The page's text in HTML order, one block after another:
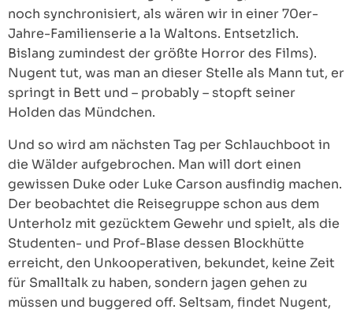
noch synchronisiert, als wären wir in einer 70er-
Jahre-Familienserie a la Waltons. Entsetzlich.
Bislang zumindest der größte Horror des Films).
Nugent tut, was man an dieser Stelle als Mann tut, er
springt in Bett und – probably – stopft seiner
Holden das Mündchen.
Und so wird am nächsten Tag per Schlauchboot in
die Wälder aufgebrochen. Man will dort einen
gewissen Duke oder Luke Carson ausfindig machen.
Der beobachtet die Reisegruppe schon aus dem
Unterholz mit gezücktem Gewehr und spielt, als die
Studenten- und Prof-Blase dessen Blockhütte
erreicht, den Unkooperativen, bekundet, keine Zeit
für Smalltalk zu haben, sondern jagen gehen zu
müssen und buggered off. Seltsam, findet Nugent,